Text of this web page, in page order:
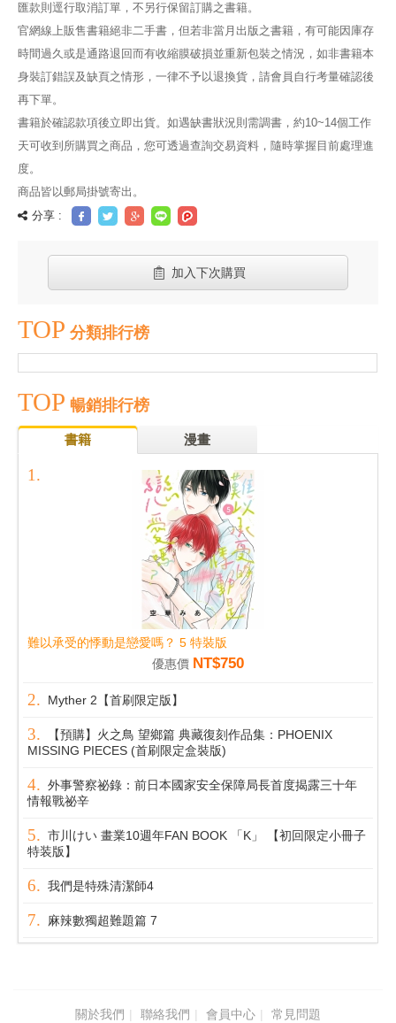
匯款則逕行取消訂單，不另行保留訂購之書籍。
官網線上販售書籍絕非二手書，但若非當月出版之書籍，有可能因庫存
時間過久或是通路退回而有收縮膜破損並重新包裝之情況，如非書籍本
身裝訂錯誤及缺頁之情形，一律不予以退換貨，請會員自行考量確認後
再下單。
書籍於確認款項後立即出貨。如遇缺書狀況則需調書，約10~14個工作
天可收到所購買之商品，您可透過查詢交易資料，隨時掌握目前處理進
度。
商品皆以郵局掛號寄出。
分享 :
加入下次購買
TOP 分類排行榜
TOP 暢銷排行榜
書籍 漫畫
難以承受的悸動是戀愛嗎？ 5 特裝版
優惠價 NT$750
Myther 2【首刷限定版】
【預購】火之鳥 望鄉篇 典藏復刻作品集：PHOENIX
MISSING PIECES (首刷限定盒裝版)
外事警察祕錄：前日本國家安全保障局長首度揭露三十年
情報戰祕辛
市川けい 畫業10週年FAN BOOK 「K」 【初回限定小冊子
特装版】
我們是特殊清潔師4
麻辣數獨超難題篇 7
關於我們 聯絡我們 會員中心 常見問題